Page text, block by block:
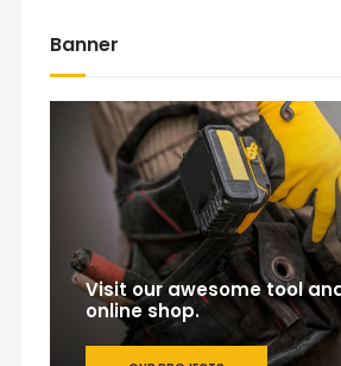
Banner
Visit our awesome tool
online shop.